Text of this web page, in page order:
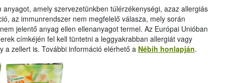
amely szervezetünkben túlérzékenységi, azaz allergiás
az immunrendszer nem megfelelő válasza, mely során
jelentő anyag ellen ellenanyagot termel. Az Európai Unióban
címkéjén fel kell tüntetni a leggyakrabban allergiát vagy
a zellert is. További információ elérhető a Nébih honlapján.